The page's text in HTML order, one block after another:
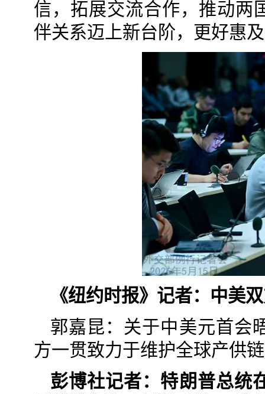
信，拓展交流合作，推动两
伴关系迈上新台阶，更好惠
《纽约时报》记者：中美
郭嘉昆：关于中美元首会
方一贯致力于维护全球产供
彭博社记者：特朗普总统